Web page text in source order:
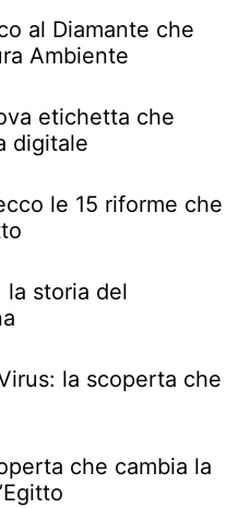
al Diamante che
Ambiente
etichetta che
digitale
le 15 riforme che
la storia del
la scoperta che
che cambia la